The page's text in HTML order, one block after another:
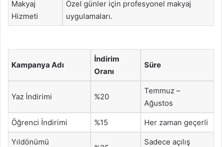
Makyaj
Hizmeti
Özel günler için profesyonel makyaj
uygulamaları.
Kampanya Adı
İndirim
Oranı
Süre
Yaz İndirimi %20
Temmuz –
Ağustos
Öğrenci İndirimi %15 Her zaman geçerli
Yıldönümü
Sadece açılış